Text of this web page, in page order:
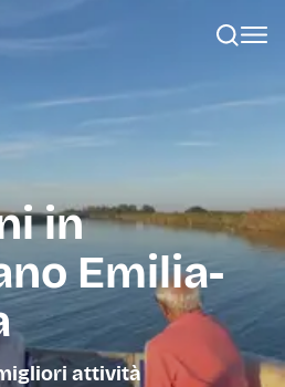
in
Emilia-
attività